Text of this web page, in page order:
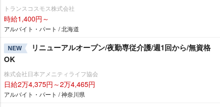
トランスコスモス株式会社
時給1,400円～
アルバイト・パート / 北海道
NEW
リニューアルオープン/夜勤専従介護/週1回から/無資格
OK
株式会社日本アメニティライフ協会
日給2万4,375円～2万4,465円
アルバイト・パート / 神奈川県